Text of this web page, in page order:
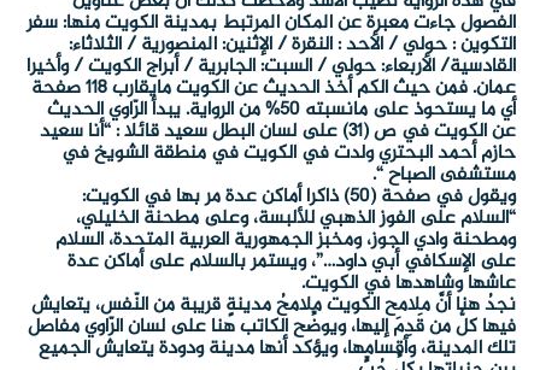
الفصول جاءت معبرة عن المكان المرتبط بمدينة الكويت منها: سفر
التكوين : حولي / الأحد : النقرة / الإثنين: المنصورية / الثلاثاء:
القادسية/ الأربعاء: حولي / السبت: الجابرية / أبراج الكويت / وأخيرا
عمان. فمن حيث الكم أخذ الحديث عن الكويت مايقارب 118 صفحة
أي ما يستحوذ على مانسبته 50% من الرواية. يبدأ الرّاوي الحديث
عن الكويت في ص (31) على لسان البطل سعيد قائلا : “أنا سعيد
حازم أحمد البحتري ولدت في الكويت في منطقة الشويخ في
مستشفى الصباح “.
ويقول في صفحة (50) ذاكرا أماكن عدة مر بها في الكويت:
“السلام على الفوز الذهبي للألبسة، وعلى مطحنة الخليلي،
ومطحنة وادي الجوز، ومخبز الجمهورية العربية المتحدة، السلام
على الإسكافي أبي داود…”، ويستمر بالسلام على أماكن عدة
عاشها وشاهدها في الكويت.
نجدُ هنا أنَّ ملامح الكويت ملامحُ مدينةٍ قريبة من النّفس، يتعايش
فيها كلُّ من قَدِمَ إليها، ويوضِّح الكاتب هنا على لسان الرّاوي مفاصل
تلك المدينة، وأقسامها، ويؤكد أنها مدينة ودودة يتعايش الجميع